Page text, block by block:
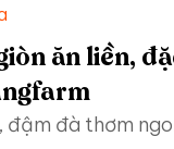
ăn liền,
đà thơm